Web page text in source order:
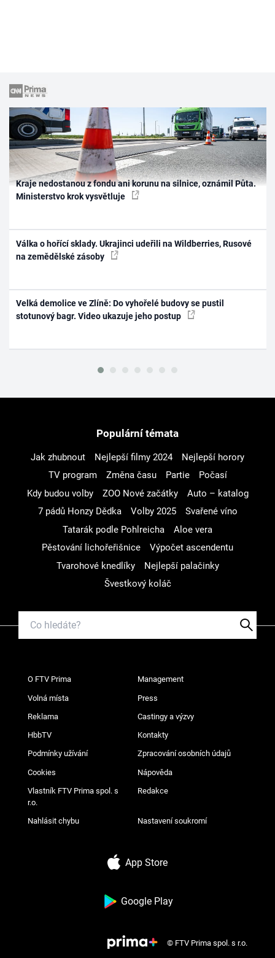
Kraje nedostanou z fondu ani korunu na silnice, oznámil Půta.
Ministerstvo krok vysvětluje
Válka o hořící sklady. Ukrajinci udeřili na Wildberries, Rusové
na zemědělské zásoby
Velká demolice ve Zlíně: Do vyhořelé budovy se pustil
stotunový bagr. Video ukazuje jeho postup
Populární témata
Jak zhubnout Nejlepší filmy 2024
Nejlepší horory
TV program
Změna času Partie
Počasí
Kdy budou volby
ZOO Nové začátky
Auto – katalog
7 pádů Honzy Dědka
Volby 2025
Svařené víno
Tatarák podle Pohlreicha
Aloe vera
Pěstování lichořeřišnice
Výpočet ascendentu
Tvarohové knedlíky
Nejlepší palačinky
Švestkový koláč
O FTV Prima Management
Volná místa Press
Reklama Castingy a výzvy
HbbTV Kontakty
Podmínky užívání Zpracování osobních údajů
Cookies Nápověda
Vlastník FTV Prima spol. s
r.o.
Redakce
Nahlásit chybu Nastavení soukromí
App Store
Google Play
© FTV Prima spol. s r.o.